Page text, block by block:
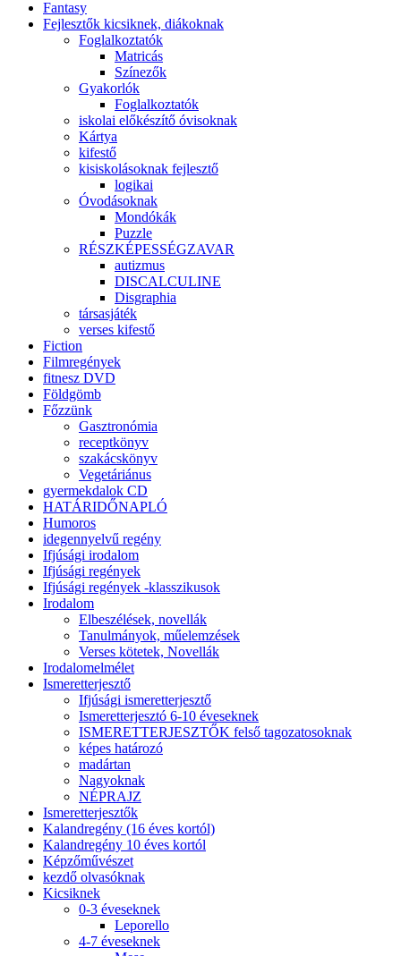
Fantasy
Fejlesztők kicsiknek, diákoknak
Foglalkoztatók
Matricás
Színezők
Gyakorlók
Foglalkoztatók
iskolai előkészítő óvisoknak
Kártya
kifestő
kisiskolásoknak fejlesztő
logikai
Óvodásoknak
Mondókák
Puzzle
RÉSZKÉPESSÉGZAVAR
autizmus
DISCALCULINE
Disgraphia
társasjáték
verses kifestő
Fiction
Filmregények
fitnesz DVD
Földgömb
Főzzünk
Gasztronómia
receptkönyv
szakácskönyv
Vegetáriánus
gyermekdalok CD
HATÁRIDŐNAPLÓ
Humoros
idegennyelvű regény
Ifjúsági irodalom
Ifjúsági regények
Ifjúsági regények -klasszikusok
Irodalom
Elbeszélések, novellák
Tanulmányok, műelemzések
Verses kötetek, Novellák
Irodalomelmélet
Ismeretterjesztő
Ifjúsági ismeretterjesztő
Ismeretterjesztó 6-10 éveseknek
ISMERETTERJESZTŐK felső tagozatosoknak
képes határozó
madártan
Nagyoknak
NÉPRAJZ
Ismeretterjesztők
Kalandregény (16 éves kortól)
Kalandregény 10 éves kortól
Képzőművészet
kezdő olvasóknak
Kicsiknek
0-3 éveseknek
Leporello
4-7 éveseknek